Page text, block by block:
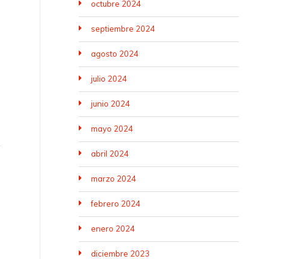
octubre 2024
septiembre 2024
agosto 2024
julio 2024
junio 2024
mayo 2024
abril 2024
marzo 2024
febrero 2024
enero 2024
diciembre 2023